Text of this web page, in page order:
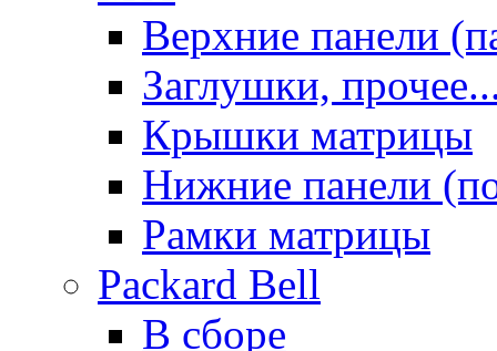
Верхние панели
Заглушки,
Крышки матрицы
Нижние панели
Рамки матрицы
Packard Bell
В сборе